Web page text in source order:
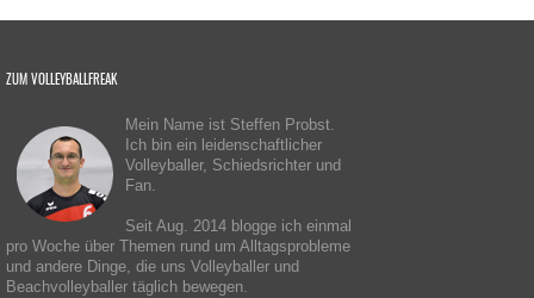
ZUM VOLLEYBALLFREAK
Mein Name ist Steffen Probst.
Ich bin ein leidenschaftlicher
Volleyballer, Schiedsrichter und
Fan.
Seit Aug. 2014 blogge ich einmal
pro Woche über Themen rund um Alltagsprobleme
und andere Dinge, die uns Volleyballer und
Beachvolleyballer täglich bewegen.